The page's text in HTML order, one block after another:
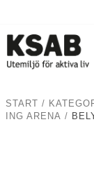
START /
ING ARENA /